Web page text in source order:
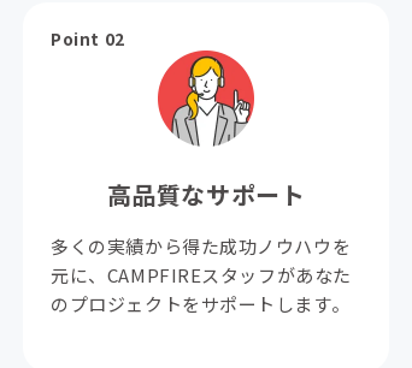
Point 02
高品質なサポート
多くの実績から得た成功ノウハウを
元に、CAMPFIREスタッフがあなた
のプロジェクトをサポートします。